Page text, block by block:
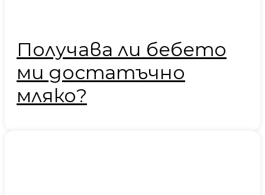
Получава ли бебето
ми достатъчно
мляко?